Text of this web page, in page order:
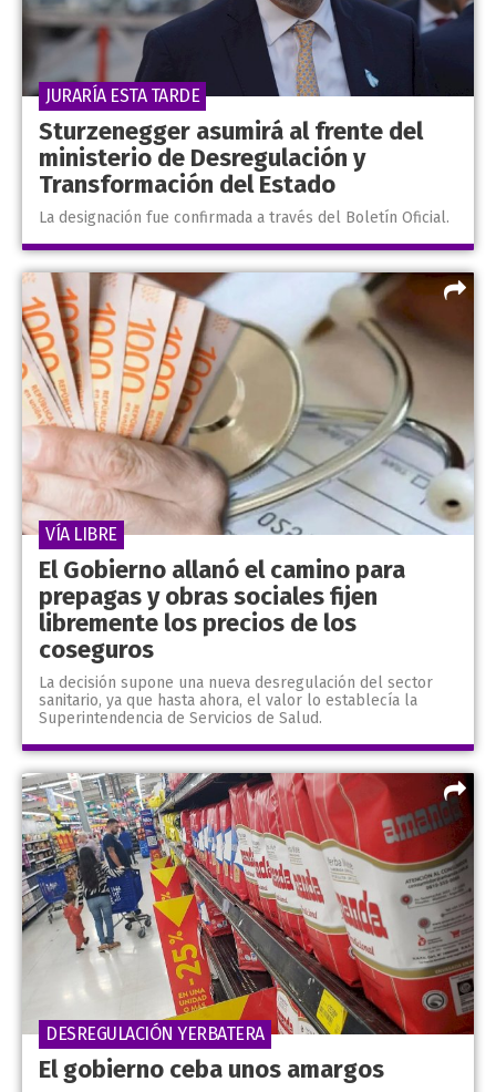
Sturzenegger asumirá al frente del
ministerio de Desregulación y
Transformación del Estado
La designación fue confirmada a través del Boletín Oficial.
JURARÍA ESTA TARDE
El Gobierno allanó el camino para
prepagas y obras sociales fijen
libremente los precios de los
coseguros
La decisión supone una nueva desregulación del sector
sanitario, ya que hasta ahora, el valor lo establecía la
Superintendencia de Servicios de Salud.
VÍA LIBRE
El gobierno ceba unos amargos
DESREGULACIÓN YERBATERA